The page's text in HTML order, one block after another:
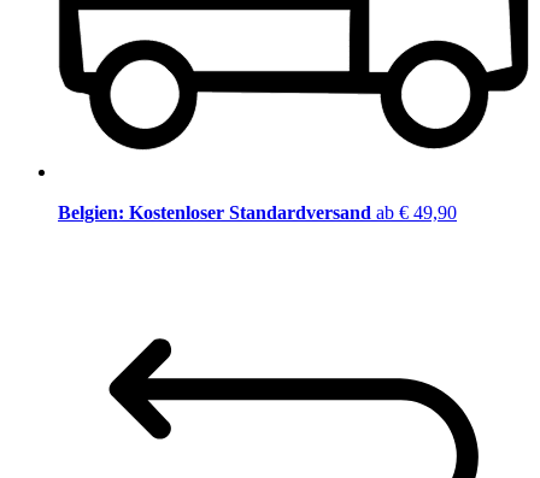
Belgien: Kostenloser Standardversand ab € 49,90